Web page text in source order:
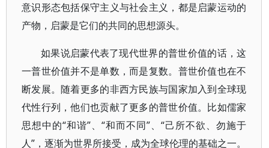
意识形态包括保守主义与社会主义，都是启蒙运动的
产物，启蒙是它们的共同的思想源头。
如果说启蒙代表了现代世界的普世价值的话，这
一普世价值并不是单数，而是复数。普世价值也在不
断发展。随着更多的非西方民族与国家加入到全球现
代性行列，他们也贡献了更多的普世价值。比如儒家
思想中的“和谐”、“和而不同”、“己所不欲、勿施于
人”，逐渐为世界所接受，成为全球伦理的基础之一。